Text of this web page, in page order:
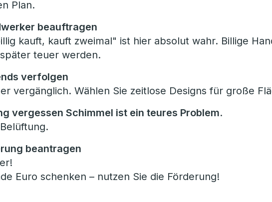
Plan.
beauftragen
kauft, kauft zweimal" ist hier absolut wahr. Billige
teuer werden.
verfolgen
vergänglich. Wählen Sie zeitlose Designs für große
vergessen Schimmel ist ein teures Problem.
beantragen
Euro schenken – nutzen Sie die Förderung!